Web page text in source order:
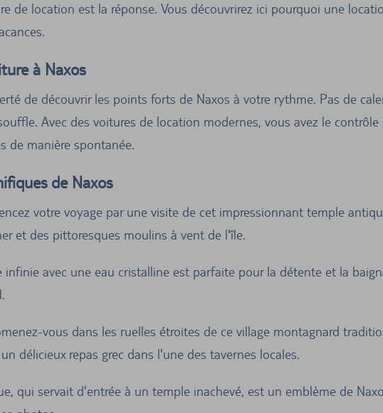
de location est la réponse. Vous découvrirez ici pourquoi une
à Naxos
de découvrir les points forts de Naxos à votre rythme. Pas de
Avec des voitures de location modernes, vous avez le
de manière spontanée.
de Naxos
votre voyage par une visite de cet impressionnant temple
et des pittoresques moulins à vent de l'île.
infinie avec une eau cristalline est parfaite pour la détente et la
vous dans les ruelles étroites de ce village montagnard
délicieux repas grec dans l'une des tavernes locales.
qui servait d'entrée à un temple inachevé, est un emblème de